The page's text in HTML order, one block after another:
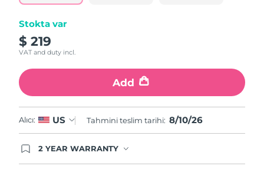
Stokta var
$ 219
VAT and duty incl.
Add
Alıcı: US Tahmini teslim tarihi: 8/10/26
2 YEAR WARRANTY